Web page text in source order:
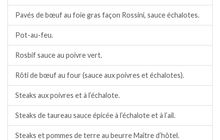
Pavés de bœuf au foie gras façon Rossini, sauce échalotes.
Pot-au-feu.
Rosbif sauce au poivre vert.
Rôti de bœuf au four (sauce aux poivres et échalotes).
Steaks aux poivres et à l’échalote.
Steaks de taureau sauce épicée à l’échalote et à l’ail.
Steaks et pommes de terre au beurre Maître d’hôtel.